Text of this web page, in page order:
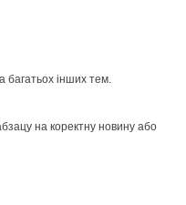
багатьох інших тем.
на коректну новину або